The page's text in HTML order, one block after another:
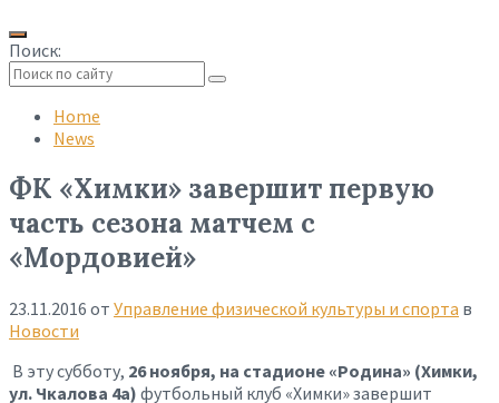
Поиск:
search
Home
News
ФК «Химки» завершит первую
часть сезона матчем с
«Мордовией»
23.11.2016 от Управление физической культуры и спорта в
Новости
В эту субботу, 26 ноября, на стадионе «Родина» (Химки,
ул. Чкалова 4а) футбольный клуб «Химки» завершит